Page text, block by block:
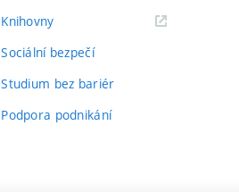
Knihovny(externí
Sociální bezpečí
Studium bez bariér
Podpora podnikání